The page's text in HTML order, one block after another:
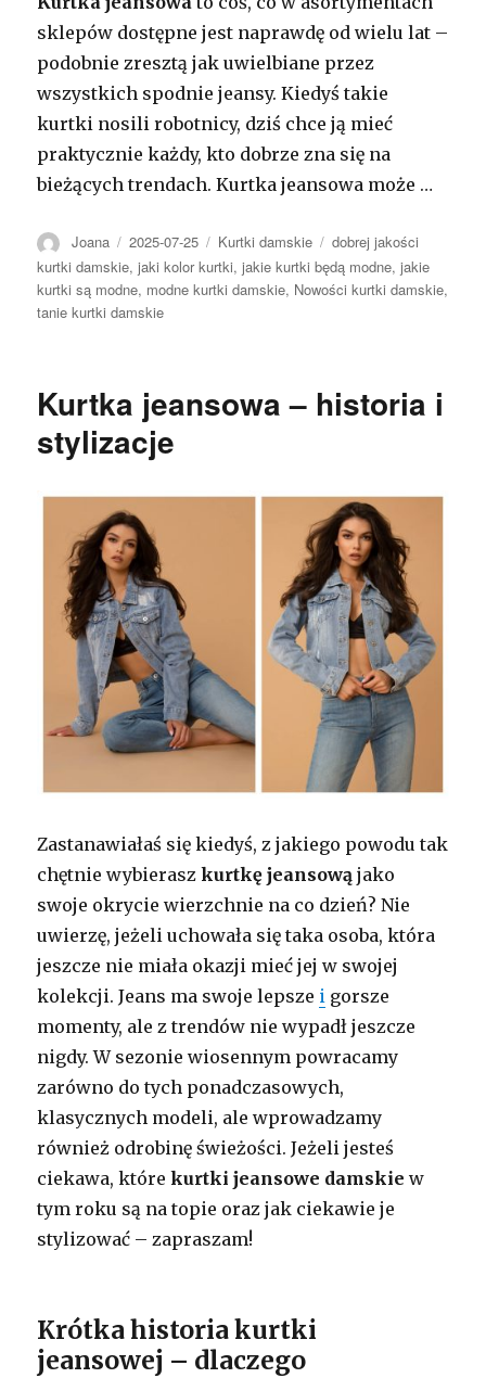
sklepów dostępne jest naprawdę od wielu lat –
podobnie zresztą jak uwielbiane przez
wszystkich spodnie jeansy. Kiedyś takie
kurtki nosili robotnicy, dziś chce ją mieć
praktycznie każdy, kto dobrze zna się na
bieżących trendach. Kurtka jeansowa może …
Autor
Joana Opublikowano
2025-07-25 Kategorie
Kurtki damskie Tagi
dobrej jakości
kurtki damskie,jaki kolor kurtki,jakie kurtki będą modne,jakie
kurtki są modne, modne kurtki damskie, Nowości kurtki damskie,
tanie kurtki damskie
Kurtka jeansowa – historia i
stylizacje
Zastanawiałaś się kiedyś, z jakiego powodu tak
chętnie wybieraszkurtkę jeansową jako
swoje okrycie wierzchnie na co dzień? Nie
uwierzę, jeżeli uchowała się taka osoba, która
jeszcze nie miała okazji mieć jej w swojej
kolekcji. Jeans ma swoje lepsze i gorsze
momenty, ale z trendów nie wypadł jeszcze
nigdy. W sezonie wiosennym powracamy
zarówno do tych ponadczasowych,
klasycznych modeli, ale wprowadzamy
również odrobinę świeżości. Jeżeli jesteś
ciekawa, którekurtki jeansowe damskie w
tym roku są na topie oraz jak ciekawie je
stylizować – zapraszam!
Krótka historia kurtki
jeansowej – dlaczego